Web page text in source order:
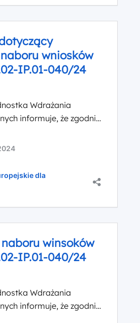
2027, nastąpiła
wyboru projektów.
znajdują się w
Pozostałe
wyboru
wniosków
IP.01-040/24
Wdrażania
informuje, że zgodnie
Województwa
11 czerwca 2024 r.
FEMA.08.02-
ogłoszonego w
oraz rozwoju usług
na Mazowszu,
społeczna, został
do dnia 26 […]
dla
naboru winsoków
IP.01-040/24
Wdrażania
informuje, że zgodnie
Województwa